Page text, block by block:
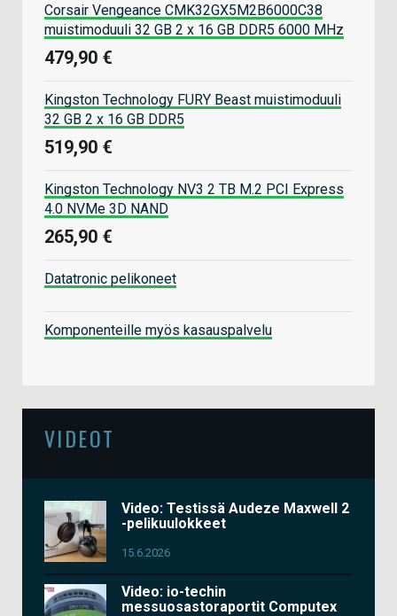
Corsair Vengeance CMK32GX5M2B6000C38
muistimoduuli 32 GB 2 x 16 GB DDR5 6000 MHz
479,90 €
Kingston Technology FURY Beast muistimoduuli
32 GB 2 x 16 GB DDR5
519,90 €
Kingston Technology NV3 2 TB M.2 PCI Express
4.0 NVMe 3D NAND
265,90 €
Datatronic pelikoneet
Komponenteille myös kasauspalvelu
VIDEOT
Video: Testissä Audeze Maxwell 2
-pelikuulokkeet
15.6.2026
Video: io-techin
messuosastoraportit Computex